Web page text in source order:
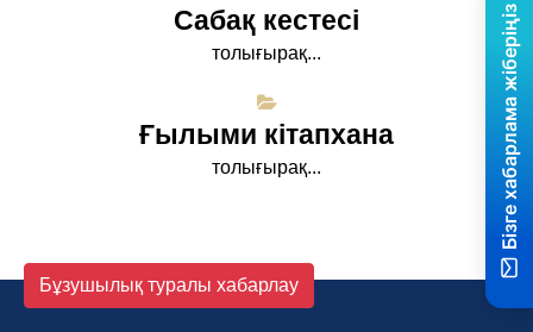
Сабақ кестесі
толығырақ...
Ғылыми кітапхана
толығырақ...
Бұзушылық туралы хабарлау
Бізге хабарлама жіберіңіз